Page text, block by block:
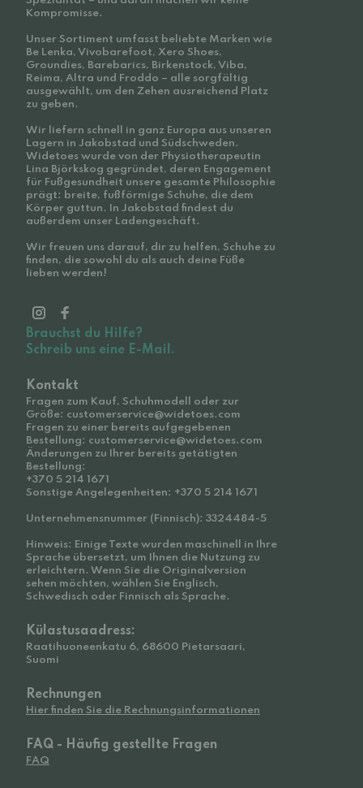
Kompromisse.
Unser Sortiment umfasst beliebte Marken wie
Be Lenka, Vivobarefoot, Xero Shoes,
Groundies, Barebarics, Birkenstock, Viba,
Reima, Altra und Froddo – alle sorgfältig
ausgewählt, um den Zehen ausreichend Platz
zu geben.
Wir liefern schnell in ganz Europa aus unseren
Lagern in Jakobstad und Südschweden.
Widetoes wurde von der Physiotherapeutin
Lina Björkskog gegründet, deren Engagement
für Fußgesundheit unsere gesamte Philosophie
prägt: breite, fußförmige Schuhe, die dem
Körper guttun. In Jakobstad findest du
außerdem unser Ladengeschäft.
Wir freuen uns darauf, dir zu helfen, Schuhe zu
finden, die sowohl du als auch deine Füße
lieben werden!
Brauchst du Hilfe?
Schreib uns eine E-Mail.
Kontakt
Fragen zum Kauf, Schuhmodell oder zur
Größe: customerservice@widetoes.com
Fragen zu einer bereits aufgegebenen
Bestellung: customerservice@widetoes.com
Änderungen zu Ihrer bereits getätigten
Bestellung:
+370 5 214 1671
Sonstige Angelegenheiten: +370 5 214 1671
Unternehmensnummer (Finnisch): 3324484-5
Hinweis: Einige Texte wurden maschinell in Ihre
Sprache übersetzt, um Ihnen die Nutzung zu
erleichtern. Wenn Sie die Originalversion
sehen möchten, wählen Sie Englisch,
Schwedisch oder Finnisch als Sprache.
Külastusaadress:
Raatihuoneenkatu 6, 68600 Pietarsaari,
Suomi
Rechnungen
Hier finden Sie die Rechnungsinformationen
FAQ - Häufig gestellte Fragen
FAQ